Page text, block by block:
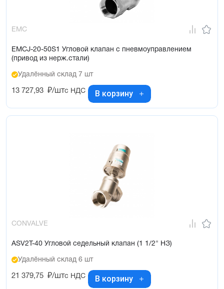
EMC
EMCJ-20-50S1 Угловой клапан с пневмоуправлением
(привод из нерж.стали)
Удалённый склад 7 шт
13 727,93 ₽/штс НДС В корзину
CONVALVE
ASV2T-40 Угловой седельный клапан (1 1/2" НЗ)
Удалённый склад 6 шт
21 379,75 ₽/штс НДС В корзину